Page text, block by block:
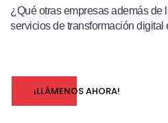
¿Qué otras empresas además de
servicios de transformación
¡LLÁMENOS AHORA!